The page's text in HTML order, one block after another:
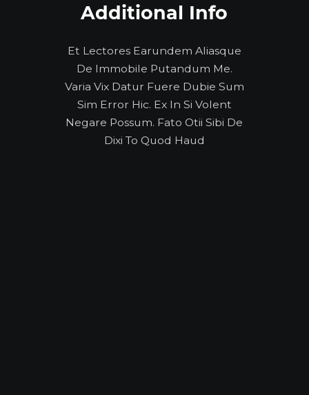
Additional Info
Et Lectores Earundem Aliasque
De Immobile Putandum Me.
Varia Vix Datur Fuere Dubie Sum
Sim Error Hic. Ex In Si Volent
Negare Possum. Fato Otii Sibi De
Dixi To Quod Haud